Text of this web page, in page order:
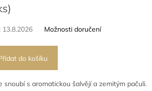
13.8.2026 Možnosti doručení
do košíku
snoubí s aromatickou šalvějí a zemitým pačuli.